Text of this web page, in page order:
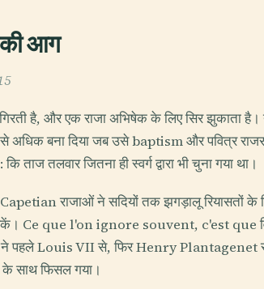
आग
है, और एक राजा अभिषेक के लिए सिर झुकाता है।
अधिक बना दिया जब उसे baptism और पवित्र
तलवार जितना ही स्वर्ग द्वारा भी चुना गया था।
Capetian राजाओं ने सदियों तक झगड़ालू रियासतों
Ce que l'on ignore souvent, c'est que
पहले Louis VII से, फिर Henry Plantagenet
साथ फिसल गया।